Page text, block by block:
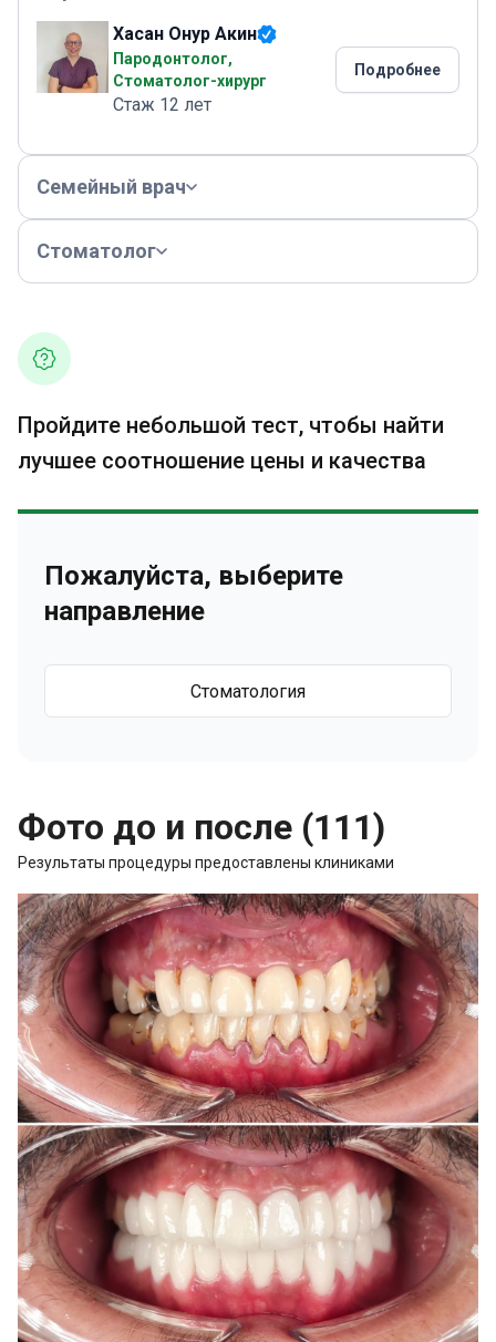
Хасан Онур Акин
Пародонтолог,
Стоматолог-хирург
Стаж 12 лет
Подробнее
Семейный врач
Стоматолог
Пройдите небольшой тест, чтобы найти
лучшее соотношение цены и качества
Пожалуйста, выберите
направление
Стоматология
Фото до и после (111)
Результаты процедуры предоставлены клиниками